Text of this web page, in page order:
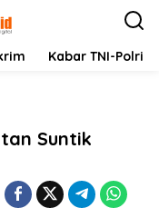
Kabar TNI-Polri
Suntik